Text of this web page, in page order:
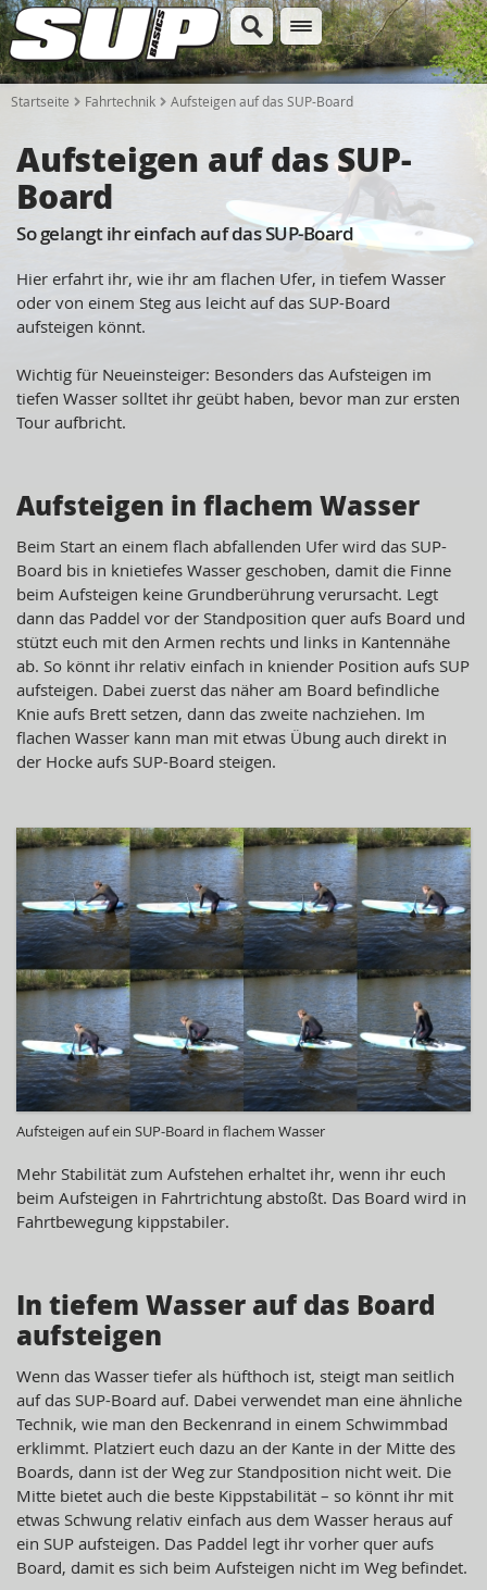
Startseite Fahrtechnik Aufsteigen auf das SUP-Board
Aufsteigen auf das SUP-
Board
So gelangt ihr einfach auf das SUP-Board
Hier erfahrt ihr, wie ihr am flachen Ufer, in tiefem Wasser
oder von einem Steg aus leicht auf das SUP-Board
aufsteigen könnt.
Wichtig für Neueinsteiger: Besonders das Aufsteigen im
tiefen Wasser solltet ihr geübt haben, bevor man zur ersten
Tour aufbricht.
Aufsteigen in flachem Wasser
Beim Start an einem flach abfallenden Ufer wird das SUP-
Board bis in knietiefes Wasser geschoben, damit die Finne
beim Aufsteigen keine Grundberührung verursacht. Legt
dann das Paddel vor der Standposition quer aufs Board und
stützt euch mit den Armen rechts und links in Kantennähe
ab. So könnt ihr relativ einfach in kniender Position aufs SUP
aufsteigen. Dabei zuerst das näher am Board befindliche
Knie aufs Brett setzen, dann das zweite nachziehen. Im
flachen Wasser kann man mit etwas Übung auch direkt in
der Hocke aufs SUP-Board steigen.
Aufsteigen auf ein SUP-Board in flachem Wasser
Mehr Stabilität zum Aufstehen erhaltet ihr, wenn ihr euch
beim Aufsteigen in Fahrtrichtung abstoßt. Das Board wird in
Fahrtbewegung kippstabiler.
In tiefem Wasser auf das Board
aufsteigen
Wenn das Wasser tiefer als hüfthoch ist, steigt man seitlich
auf das SUP-Board auf. Dabei verwendet man eine ähnliche
Technik, wie man den Beckenrand in einem Schwimmbad
erklimmt. Platziert euch dazu an der Kante in der Mitte des
Boards, dann ist der Weg zur Standposition nicht weit. Die
Mitte bietet auch die beste Kippstabilität – so könnt ihr mit
etwas Schwung relativ einfach aus dem Wasser heraus auf
ein SUP aufsteigen. Das Paddel legt ihr vorher quer aufs
Board, damit es sich beim Aufsteigen nicht im Weg befindet.